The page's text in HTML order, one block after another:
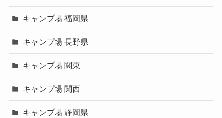
キャンプ場 福岡県
キャンプ場 長野県
キャンプ場 関東
キャンプ場 関西
キャンプ場 静岡県